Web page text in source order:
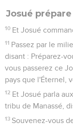
Josué
10 Et Josué
11 Passez par le
disant : Préparez-
vous passerez ce
pays que l'Éternel,
12 Et Josué parla
tribu de Manassé,
13 Souvenez-vous